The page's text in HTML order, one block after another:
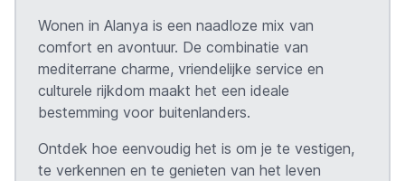
Wonen in Alanya is een naadloze mix van
comfort en avontuur. De combinatie van
mediterrane charme, vriendelijke service en
culturele rijkdom maakt het een ideale
bestemming voor buitenlanders.
Ontdek hoe eenvoudig het is om je te vestigen,
te verkennen en te genieten van het leven